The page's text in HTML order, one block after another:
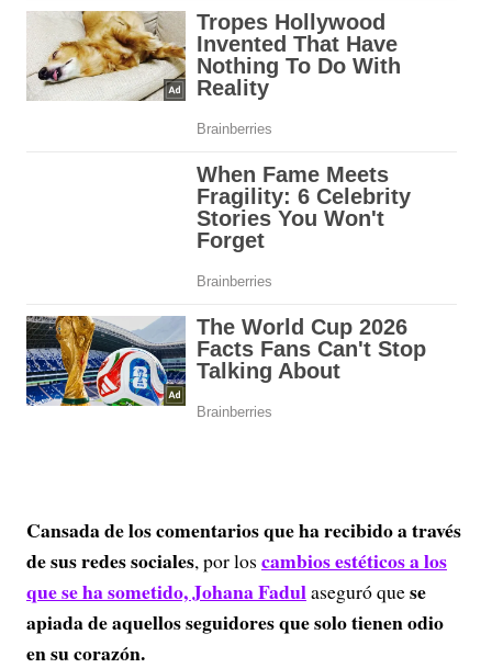
Cansada de los comentarios que ha recibido a través
de sus redes sociales, por los cambios estéticos a los
que se ha sometido, Johana Fadulaseguró quese
apiada de aquellos seguidores que solo tienen odio
en su corazón.